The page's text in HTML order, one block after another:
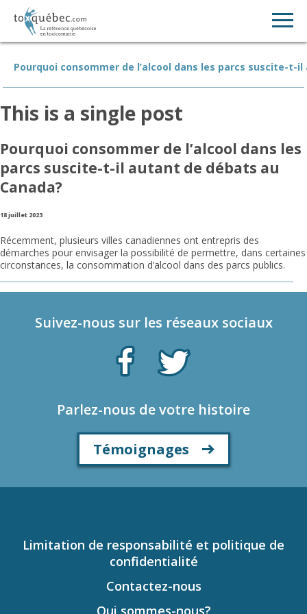
Pourquoi consommer de l’alcool dans les parcs suscite-t-
This is a single post
Pourquoi consommer de l’alcool dans les
parcs suscite-t-il autant de débats au
Canada?
18 juillet 2023
Récemment, plusieurs villes canadiennes ont entrepris des
démarches pour envisager la possibilité de permettre, dans certaines
circonstances, la consommation d’alcool dans des parcs publics.
Suivez-nous sur les réseaux sociaux
Parlez-nous de votre histoire
Témoignages
Limitation de responsabilité et politique de
confidentialité
Contactez-nous
Qui sommes-nous?